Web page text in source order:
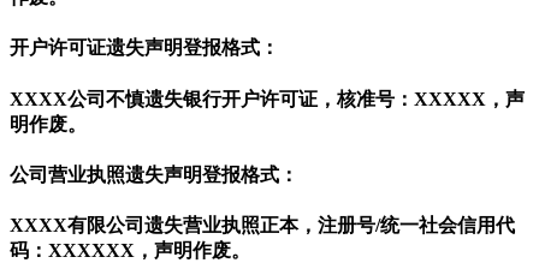
开户许可证遗失声明登报格式：
XXXX公司不慎遗失银行开户许可证，核准号：XXXXX，声
明作废。
公司营业执照遗失声明登报格式：
XXXX有限公司遗失营业执照正本，注册号/统一社会信用代
码：XXXXXX，声明作废。